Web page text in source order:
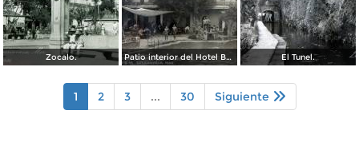
Zocalo. Patio interior del Hotel Banos y Lido, El Tunel.
1 2 3 ... 30 Siguiente